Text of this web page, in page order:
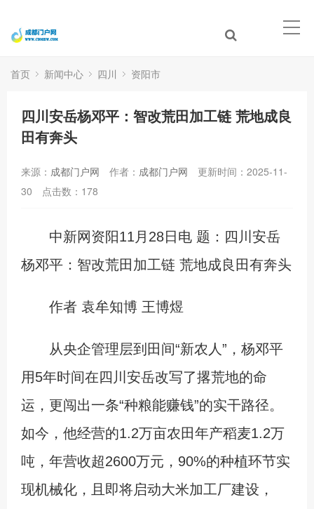
首页 新闻中心 四川 资阳市
四川安岳杨邓平：智改荒田加工链 荒地成良
田有奔头
来源： 成都门户网 作者： 成都门户网
更新时间：2025-11-
30
点击数： 178
中新网资阳11月28日电 题：四川安岳
杨邓平：智改荒田加工链 荒地成良田有奔头
作者 袁牟知博 王博煜
从央企管理层到田间“新农人”，杨邓平
用5年时间在四川安岳改写了撂荒地的命
运，更闯出一条“种粮能赚钱”的实干路径。
如今，他经营的1.2万亩农田年产稻麦1.2万
吨，年营收超2600万元，90%的种植环节实
现机械化，且即将启动大米加工厂建设，